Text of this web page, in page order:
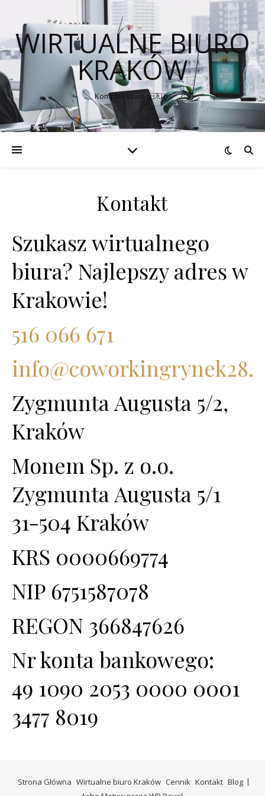
WIRTUALNE BIURO
KRAKÓW
Kompleksowe usługi!
Kontakt
Szukasz wirtualnego
biura? Najlepszy adres w
Krakowie!
516 066 671
Zygmunta Augusta 5/2,
Kraków
Monem Sp. z o.o.
Zygmunta Augusta 5/1
31-504 Kraków
KRS 0000669774
NIP 6751587078
REGON 366847626
Nr konta bankowego:
49 1090 2053 0000 0001
3477 8019
Strona Główna Wirtualne biuro Kraków Cennik Kontakt Blog